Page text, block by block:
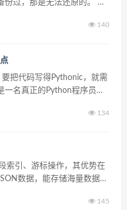
过，那是无法还原的。 还
140
把代码写得Pythonic，就需
一名真正的Python程序员，
134
索引、游标操作，其优势在
数据，能存储海量数据，
的一种替...
145